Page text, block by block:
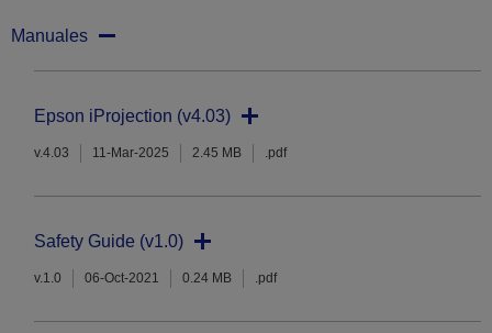
Manuales
Epson iProjection (v4.03)
v.4.03 11-Mar-2025 2.45 MB .pdf
Safety Guide (v1.0)
v.1.0 06-Oct-2021 0.24 MB .pdf